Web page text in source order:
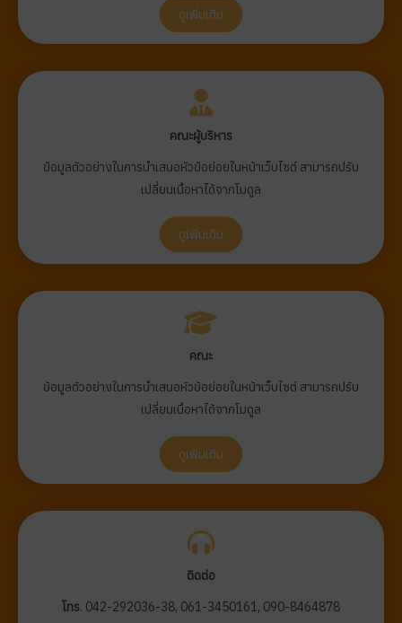
ดูเพิ่มเติม
คณะผู้บริหาร
ข้อมูลตัวอย่างในการนำเสนอหัวข้อย่อยในหน้าเว็บไซต์ สามารถปรับ
เปลี่ยนเนื้อหาได้จากโมดูล
ดูเพิ่มเติม
คณะ
ข้อมูลตัวอย่างในการนำเสนอหัวข้อย่อยในหน้าเว็บไซต์ สามารถปรับ
เปลี่ยนเนื้อหาได้จากโมดูล
ดูเพิ่มเติม
ติดต่อ
โทร. 042-292036-38, 061-3450161, 090-8464878